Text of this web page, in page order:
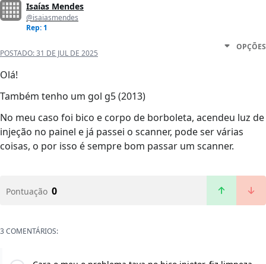
Isaías Mendes
@isaiasmendes
Rep: 1
POSTADO:31 DE JUL DE 2025
OPÇÕES
Olá!
Também tenho um gol g5 (2013)
No meu caso foi bico e corpo de borboleta, acendeu luz de
injeção no painel e já passei o scanner, pode ser várias
coisas, o por isso é sempre bom passar um scanner.
Pontuação 0
3 COMENTÁRIOS: